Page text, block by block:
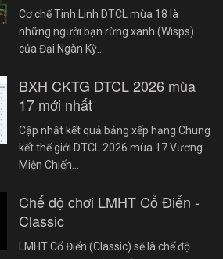
Cơ chế Tinh Linh DTCL mùa 18 là
những người bạn rừng xanh (Wisps)
của Đại Ngàn Kỳ…
BXH CKTG DTCL 2026 mùa
17 mới nhất
Cập nhật kết quả bảng xếp hạng Chung
kết thế giới DTCL 2026 mùa 17 Vương
Miện Chiến…
Chế độ chơi LMHT Cổ Điển -
Classic
LMHT Cổ Điển (Classic) sẽ là chế độ